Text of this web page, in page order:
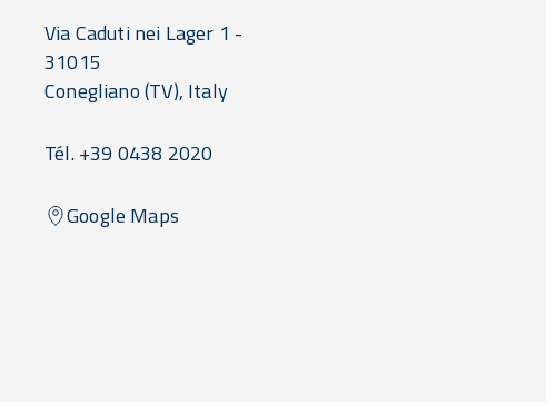
Via Caduti nei Lager 1 -
31015
Conegliano(TV), Italy
Tél. +39 0438 2020
Google Maps